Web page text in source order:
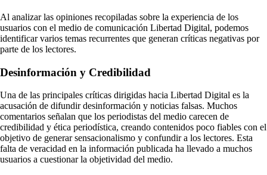
Al analizar las opiniones recopiladas sobre la experiencia de los
usuarios con el medio de comunicación Libertad Digital, podemos
identificar varios temas recurrentes que generan críticas negativas por
parte de los lectores.
Desinformación y Credibilidad
Una de las principales críticas dirigidas hacia Libertad Digital es la
acusación de difundir desinformación y noticias falsas. Muchos
comentarios señalan que los periodistas del medio carecen de
credibilidad y ética periodística, creando contenidos poco fiables con el
objetivo de generar sensacionalismo y confundir a los lectores. Esta
falta de veracidad en la información publicada ha llevado a muchos
usuarios a cuestionar la objetividad del medio.